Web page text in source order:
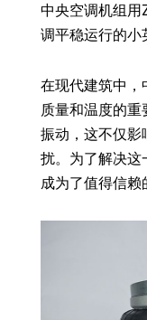
中央空调机组
调平稳运行的小
在现代建筑中，
质量和温度的
振动，这不仅影
扰。为了解决
成为了值得信赖